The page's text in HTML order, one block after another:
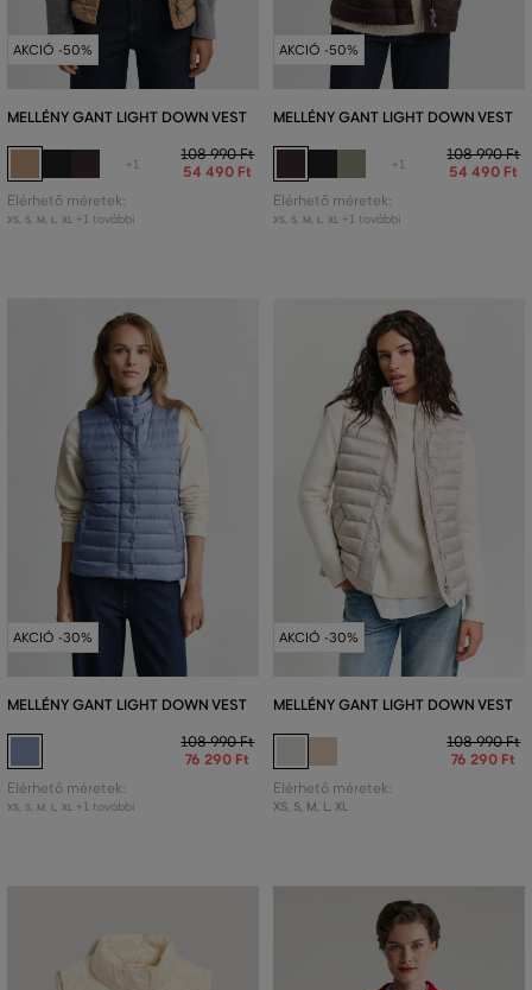
AKCIÓ -50%
MELLÉNY GANT LIGHT DOWN VEST
+1
108 990 Ft
54 490 Ft
Elérhető méretek:
XS, S, M L XL +1 további
AKCIÓ -50%
MELLÉNY GANT LIGHT DOWN VEST
+1
108 990 Ft
54 490 Ft
Elérhető méretek:
XS, S, M L XL +1 további
AKCIÓ -30%
MELLÉNY GANT LIGHT DOWN VEST
108 990 Ft
76 290 Ft
Elérhető méretek:
XS, S, M L XL +1 további
AKCIÓ -30%
MELLÉNY GANT LIGHT DOWN VEST
108 990 Ft
76 290 Ft
Elérhető méretek:
XS, S, M, L, XL